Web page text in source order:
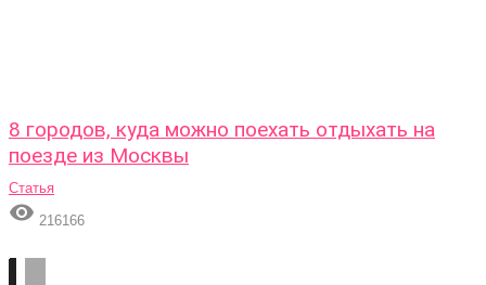
8 городов, куда можно поехать отдыхать на
поезде из Москвы
Статья
 216166